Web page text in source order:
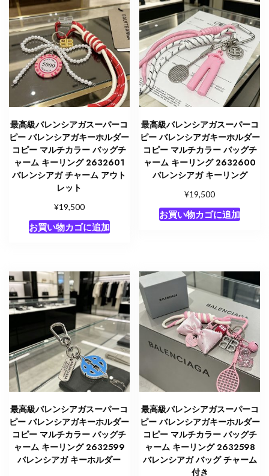
最高級バレンシアガスーパーコ
ピー バレンシアガキーホルダー
コピー マルチカラー バッグチ
ャーム キーリング 2632601
バレンシアガ チャーム アウト
レット
¥19,500
お買い物カゴに追加
最高級バレンシアガスーパーコ
ピー バレンシアガキーホルダー
コピー マルチカラー バッグチ
ャーム キーリング 2632600
バレンシアガ キーリング
¥19,500
お買い物カゴに追加
最高級バレンシアガスーパーコ
ピー バレンシアガキーホルダー
コピー マルチカラー バッグチ
ャーム キーリング 2632599
バレンシアガ キーホルダー
最高級バレンシアガスーパーコ
ピー バレンシアガキーホルダー
コピー マルチカラー バッグチ
ャーム キーリング 2632598
バレンシアガ バッグ チャーム
付き